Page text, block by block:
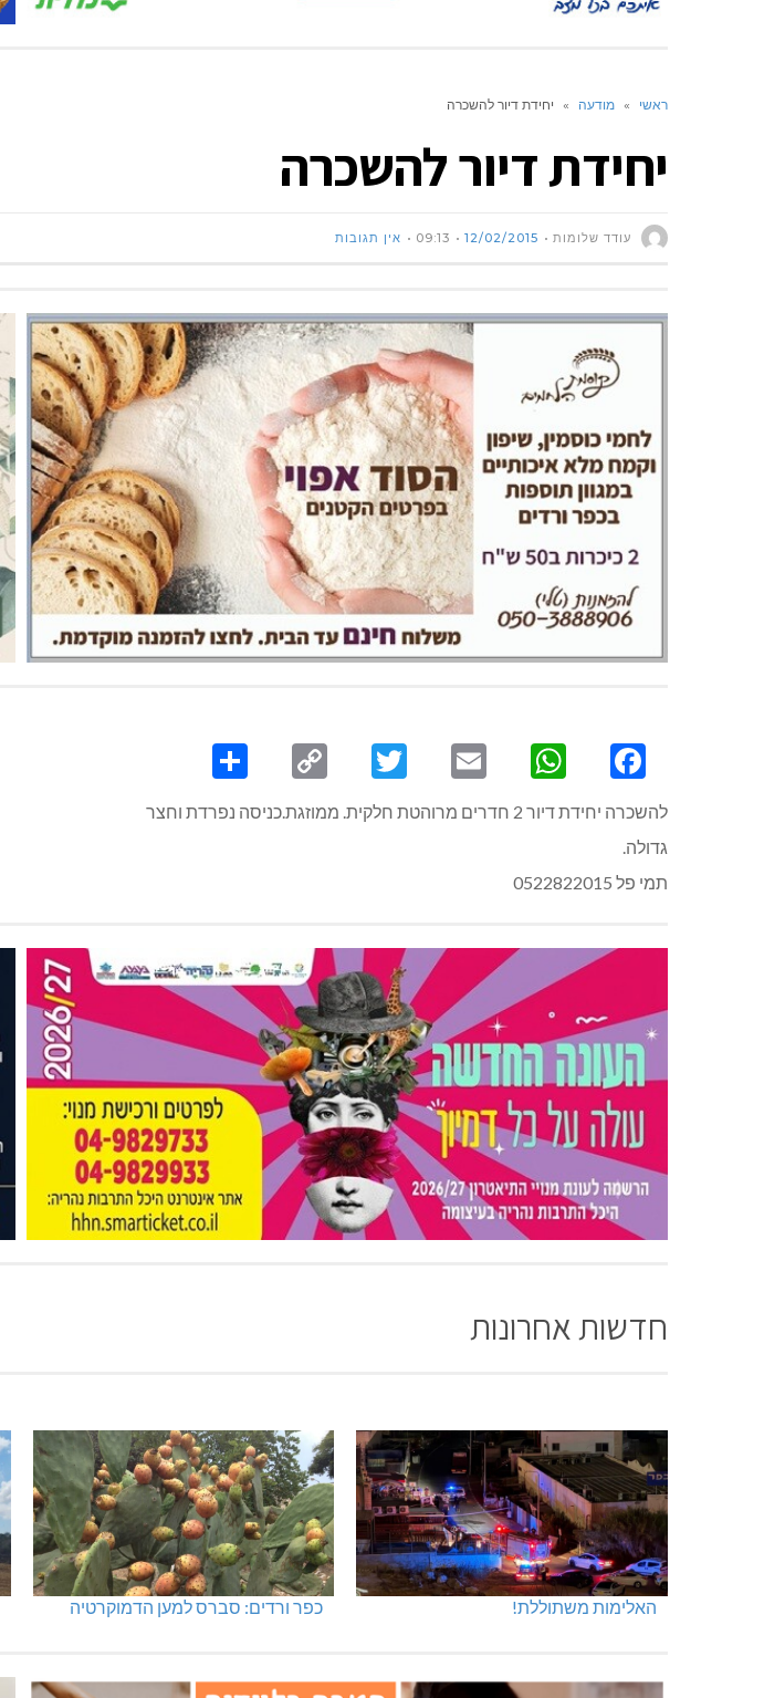
ראשי » מודעה » יחידת דיור להשכרה
יחידת דיור להשכרה
עודד שלומות 12/02/2015
09:13 אין תגובות
Facebook
WhatsApp
Email
Twitter
Copy
להשכרה יחידת דיור 2 חדרים מרוהטת חלקית. ממוזגת.כניסה נפרדת וחצר
גדולה.
תמי פל 0522822015
חדשות אחרונות
האלימות משתוללת! כפר ורדים: סברס למען הדמוקרטיה